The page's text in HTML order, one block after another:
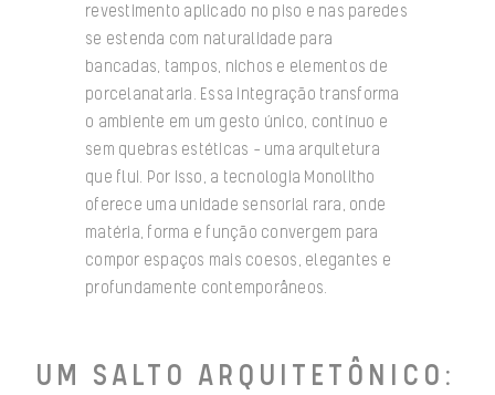
revestimento aplicado no piso e nas paredes
se estenda com naturalidade para
bancadas, tampos, nichos e elementos de
porcelanataria. Essa integração transforma
o ambiente em um gesto único, contínuo e
sem quebras estéticas — uma arquitetura
que flui. Por isso, a tecnologia Monolitho
oferece uma unidade sensorial rara, onde
matéria, forma e função convergem para
compor espaços mais coesos, elegantes e
profundamente contemporâneos.
UM SALTO ARQUITETÔNICO: